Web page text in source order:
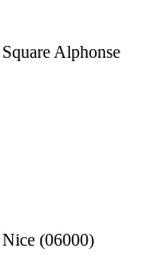
Square Alphonse
Nice (06000)